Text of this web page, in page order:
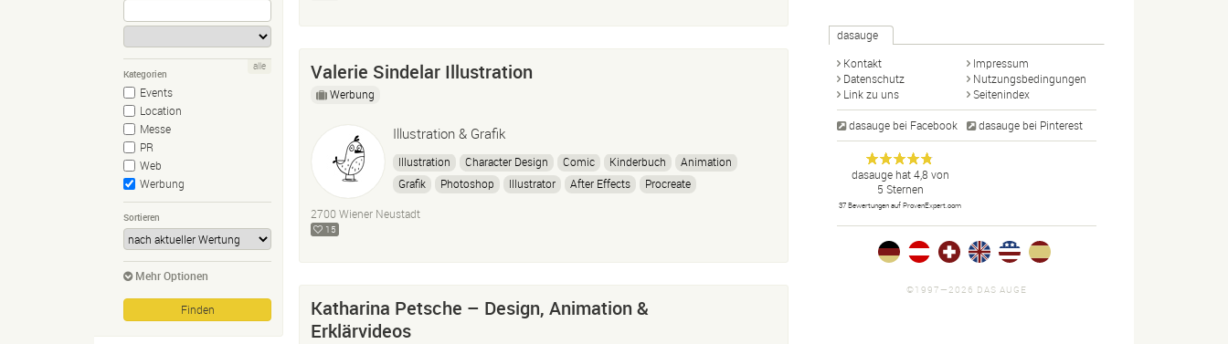
Kategorien
Events
Location
Messe
PR
Web
Werbung
alle
Sortieren
Mehr Optionen
Valerie Sindelar Illustration
Werbung
Illustration & Grafik
Illustration Character Design Comic Kinderbuch
Animation
Grafik
Photoshop Illustrator After Effects Procreate
2700 Wiener Neustadt
15
Katharina Petsche – Design, Animation &
Erklärvideos
dasauge
Kontakt
Impressum
Datenschutz
Nutzungsbedingungen
Link zu uns
Seitenindex
dasauge bei Facebook dasauge bei Pinterest
dasauge
Designer,
Fotografen,
Agenturen,
Portfolios
und Jobs.
Anonym
dasaugehat4,8 von
5 Sternen
37 Bewertungen auf ProvenExpert.com
©1997—2026 DAS AUGE